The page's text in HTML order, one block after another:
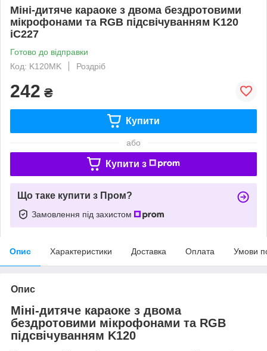
Міні-дитяче караоке з двома бездротовими
мікрофонами та RGB підсвічуванням K120
iC227
Готово до відправки
Код: K120MK
Роздріб
242 ₴
Купити
або
Купити з
Що таке купити з Пром?
Замовлення під захистом
Опис Характеристики Доставка Оплата Умови
Опис
Міні-дитяче караоке з двома
бездротовими мікрофонами та RGB
підсвічуванням K120